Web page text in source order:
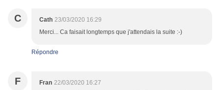
C Cath 23/03/2020 16:29
Merci... Ca faisait longtemps que j'attendais la suite :-)
Répondre
F Fran 22/03/2020 16:27